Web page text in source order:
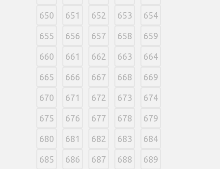
650 651 652 653 654
655 656 657 658 659
660 661 662 663 664
665 666 667 668 669
670 671 672 673 674
675 676 677 678 679
680 681 682 683 684
685 686 687 688 689